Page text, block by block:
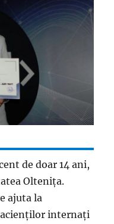
de doar 14 ani,
Oltenița.
ajuta la
internați